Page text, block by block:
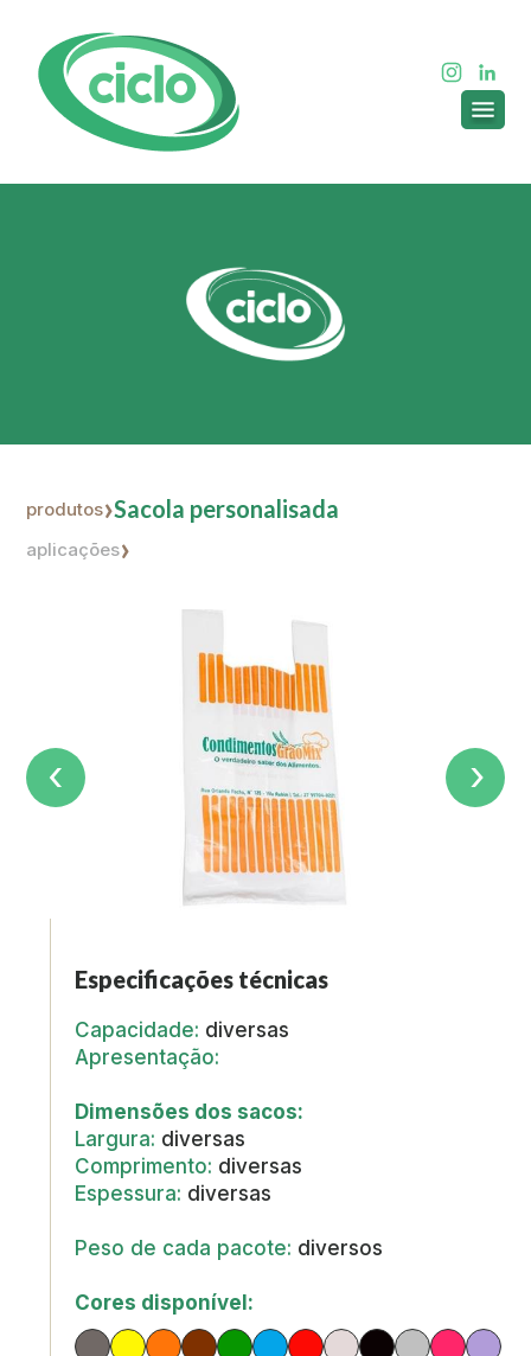
produtos Sacola personalisada
aplicações
Especificações técnicas
Capacidade: diversas
Apresentação:
Dimensões dos sacos:
Largura: diversas
Comprimento: diversas
Espessura: diversas
Peso de cada pacote: diversos
Cores disponível: